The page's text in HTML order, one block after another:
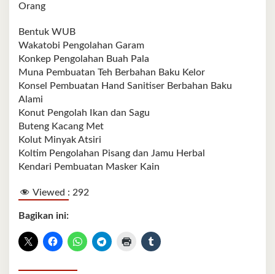
Orang
Bentuk WUB
Wakatobi Pengolahan Garam
Konkep Pengolahan Buah Pala
Muna Pembuatan Teh Berbahan Baku Kelor
Konsel Pembuatan Hand Sanitiser Berbahan Baku
Alami
Konut Pengolah Ikan dan Sagu
Buteng Kacang Met
Kolut Minyak Atsiri
Koltim Pengolahan Pisang dan Jamu Herbal
Kendari Pembuatan Masker Kain
Viewed : 292
Bagikan ini: